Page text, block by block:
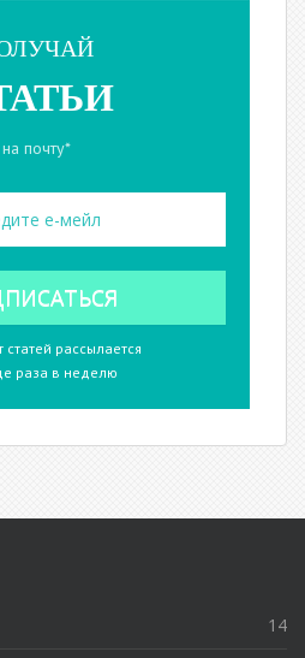
на почту*
рассылается
раза в неделю
14